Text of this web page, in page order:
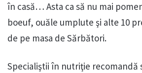
în casă… Asta ca să nu mai
boeuf, ouăle umplute şi alte 10
de pe masa de Sărbători.
Specialiştii în nutriţie recomandă